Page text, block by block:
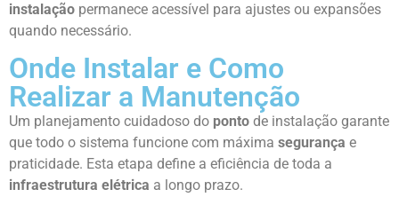
instalação permanece acessível para ajustes ou expansões
quando necessário.
Onde Instalar e Como
Realizar a Manutenção
Um planejamento cuidadoso do ponto de instalação garante
que todo o sistema funcione com máxima segurança e
praticidade. Esta etapa define a eficiência de toda a
infraestrutura elétrica a longo prazo.